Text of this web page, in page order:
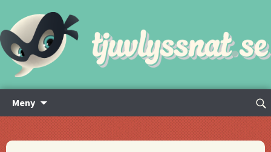
Meny
innehåll
Sök